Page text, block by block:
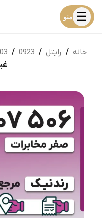
☰ منو
خانه / رایتل /
0923
/